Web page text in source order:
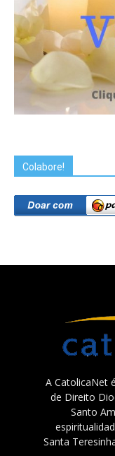
Colabore!
A CatolicaNet
de Direito
Santo
Santa